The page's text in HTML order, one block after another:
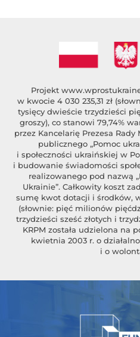
Projekt
w kwocie 4 030 235,31 zł
tysięcy dwieście trzydzieści
groszy), co stanowi 79,74%
przez Kancelarię Prezesa
publicznego „Pomoc
i społeczności ukraińskiej w
i budowanie świadomości
realizowanego pod nazwą
Ukrainie”. Całkowity koszt
sumę kwot dotacji i środków,
(słownie: pięć milionów
trzydzieści sześć złotych i
KRPM została udzielona na
kwietnia 2003 r. o
i o